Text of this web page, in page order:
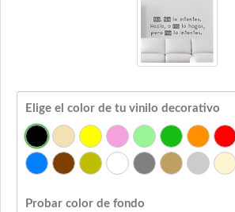
Elige el color de tu vinilo decorativo
Probar color de fondo